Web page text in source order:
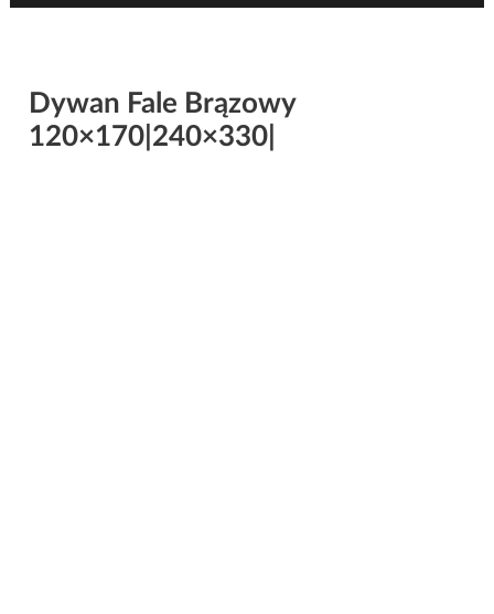
Dywan Fale Brązowy
120×170|240×330|